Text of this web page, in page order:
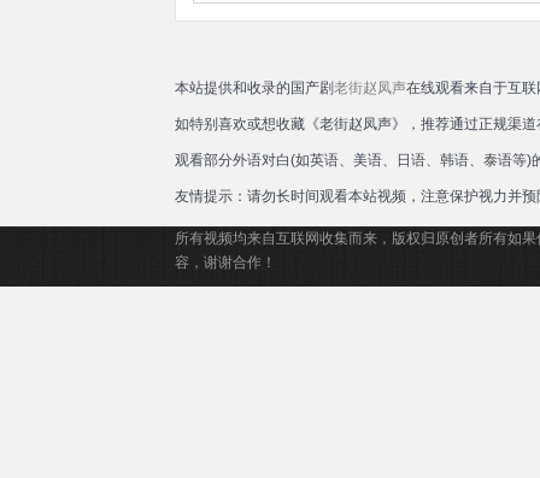
本站提供和收录的国产剧老街赵凤声在线观看来自于互
如特别喜欢或想收藏《老街赵凤声》，推荐通过正规渠
观看部分外语对白(如英语、美语、日语、韩语、泰语等
友情提示：请勿长时间观看本站视频，注意保护视力并预
所有视频均来自互联网收集而来，版权归原创者所有如
容，谢谢合作！